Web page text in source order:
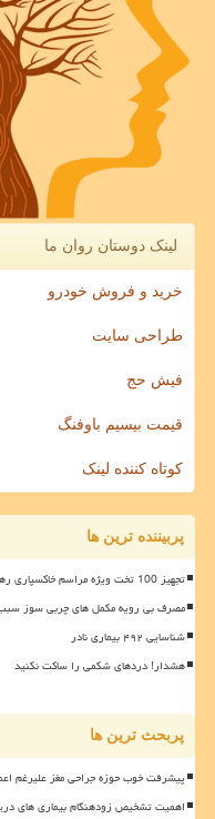
لینک دوستان روان ما
خرید و فروش خودرو
طراحی سایت
فیش حج
قیمت بیسیم باوفنگ
کوتاه کننده لینک
پربیننده ترین ها
تجهیز 100 تخت ویژه مراسم خاکسپاری رهبر شهید در بیمارستان صحرایی مصلی به علاوه فیلم
مصرف بی رویه مکمل های چربی سوز
شناسایی ۴۹۲ بیماری نادر
هشدار! دردهای شکمی را ساکت نکنید
پربحث ترین ها
پیشرفت خوب حوزه جراحی مغز علیرغم
اهمیت تشخیص زودهنگام بیماری های